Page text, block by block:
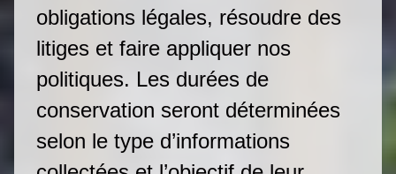
obligations légales, résoudre des
litiges et faire appliquer nos
politiques. Les durées de
conservation seront déterminées
selon le type d’informations